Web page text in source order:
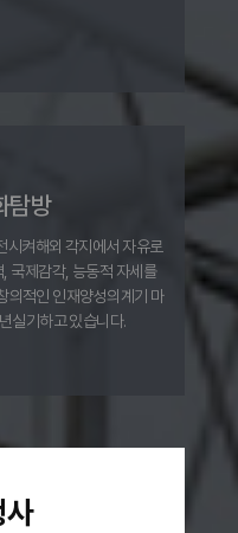
탐방
시켜해외 각지에서 자유로
, 국제감각, 능동적 자세를
의적인 인재양성의 계기 마
실기하고 있습니다.